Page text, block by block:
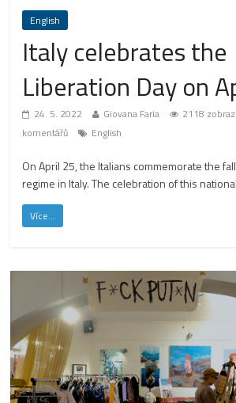
English
Italy celebrates the
Liberation Day on
24. 5. 2022 Giovana Faria 2118
komentářů
English
On April 25, the Italians commemorate the
regime in Italy. The celebration of this
Více...